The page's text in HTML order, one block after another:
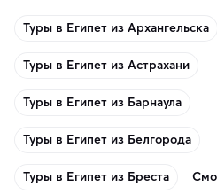
Туры в Египет из Архангельска
Туры в Египет из Астрахани
Туры в Египет из Барнаула
Туры в Египет из Белгорода
Туры в Египет из Бреста